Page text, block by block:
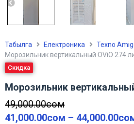
Табылга Електроника
Texno
Морозильник вертикальный OViO 274
Скидка
Морозильник
49,000.00сом
41,000.00сом – 44,000.00